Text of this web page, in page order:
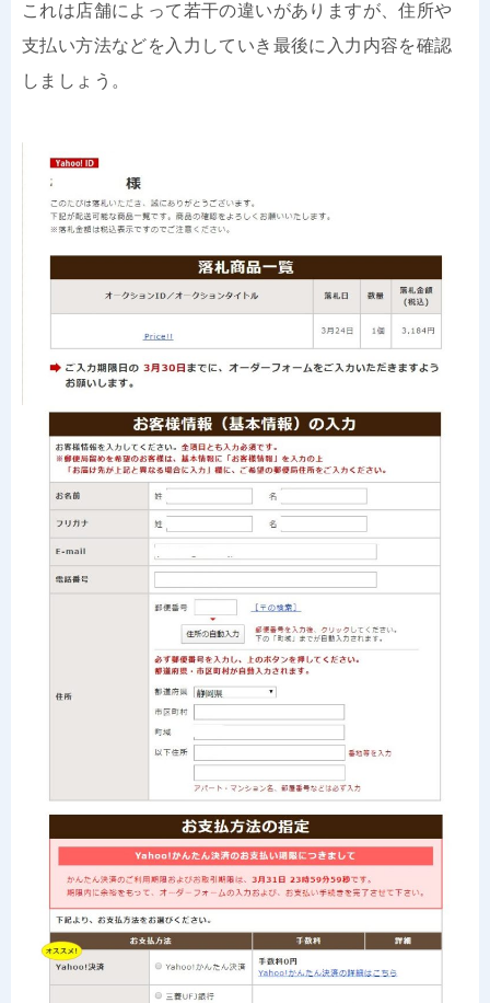
これは店舗によって若干の違いがありますが、住所や
支払い方法などを入力していき最後に入力内容を確認
しましょう。